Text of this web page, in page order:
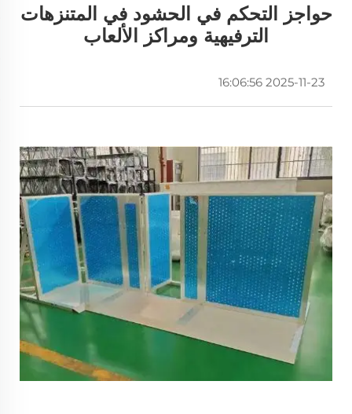
حواجز التحكم في الحشود في المتنزهات
الترفيهية ومراكز الألعاب
2025-11-23 16:06:56